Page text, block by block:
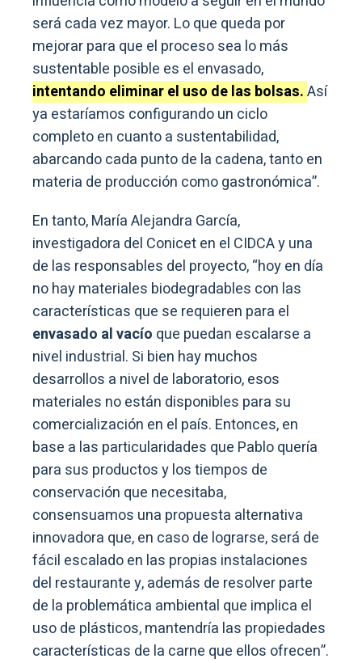
será cada vez mayor. Lo que queda por
mejorar para que el proceso sea lo más
sustentable posible es el envasado,
intentando eliminar el uso de las bolsas.Así
ya estaríamos configurando un ciclo
completo en cuanto a sustentabilidad,
abarcando cada punto de la cadena, tanto en
materia de producción como gastronómica”.
En tanto, María Alejandra García,
investigadora del Conicet en el CIDCA y una
de las responsables del proyecto, “hoy en día
no hay materiales biodegradables con las
características que se requieren para el
envasado al vacío que puedan escalarse a
nivel industrial. Si bien hay muchos
desarrollos a nivel de laboratorio, esos
materiales no están disponibles para su
comercialización en el país. Entonces, en
base a las particularidades que Pablo quería
para sus productos y los tiempos de
conservación que necesitaba,
consensuamos una propuesta alternativa
innovadora que, en caso de lograrse, será de
fácil escalado en las propias instalaciones
del restaurante y, además de resolver parte
de la problemática ambiental que implica el
uso de plásticos, mantendría las propiedades
características de la carne que ellos ofrecen”.